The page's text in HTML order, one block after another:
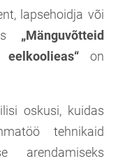
lapsehoidja või
„Mänguvõtteid
on
oskusi, kuidas
tehnikaid
arendamiseks